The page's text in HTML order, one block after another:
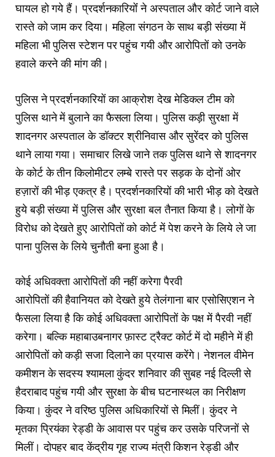
घायल हो गये हैं। प्रदर्शनकारियोंं ने अस्पताल और कोर्ट जाने वाले
रास्ते को जाम कर दिया। महिला संगठन के साथ बड़ी संख्या में
महिला भी पुलिस स्टेशन पर पहुंच गयी और आरोपितों को उनके
हवाले करने की मांग की।
पुलिस ने प्रदर्शनकारियों का आक्रोश देख मेडिकल टीम को
पुलिस थाने में बुलाने का फैसला लिया। पुलिस कड़ी सुरक्षा में
शादनगर अस्पताल के डॉक्टर श्रीनिवास और सुरेंदर को पुलिस
थाने लाया गया। समाचार लिखे जाने तक पुलिस थाने से शादनगर
के कोर्ट के तीन किलोमीटर लम्बे रास्ते पर सड़क के दोनों ओर
हज़ारों की भीड़ एकत्र है। प्रदर्शनकारियों की भारी भीड़ को देखते
हुये बड़ी संख्या में पुलिस और सुरक्षा बल तैनात किया है। लोगों के
विरोध को देखते हुए आरोपितों को कोर्ट में पेश करने के लिये ले जा
पाना पुलिस के लिये चुनौती बना हुआ है।
कोई अधिवक्ता आरोपितों की नहीं करेगा पैरवी
आरोपितों की हैवानियत को देखते हुये तेलंगाना बार एसोसिएशन ने
फैसला लिया है कि कोई अधिवक्ता आरोपितों के पक्ष में पैरवी नहीं
करेगा। बल्कि महाबाउबनागर फ़ास्ट ट्रैक्ट कोर्ट में दो महीने में ही
आरोपितों को कड़ी सजा दिलाने का प्रयास करेंगे। नेशनल वीमेन
कमीशन के सदस्य श्यामला कुंदर शनिवार की सुबह नई दिल्ली से
हैदराबाद पहुंच गयी और सुरक्षा के बीच घटनास्थल का निरीक्षण
किया। कुंंदर ने वरिष्ठ पुलिस अधिकारियों से मिलीं। कुंदर ने
मृतका प्रियंका रेड्डी के आवास पर पहुंच कर उसके परिजनों से
मिलीं। दोपहर बाद केंद्रीय गृह राज्य मंत्री किशन रेड्डी और